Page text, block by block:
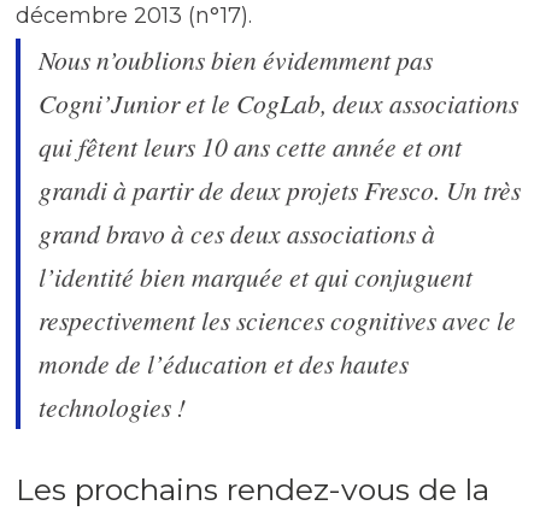
décembre 2013 (n°17).
Nous n’oublions bien évidemment pas
Cogni’Junior et le CogLab, deux associations
qui fêtent leurs 10 ans cette année et ont
grandi à partir de deux projets Fresco. Un très
grand bravo à ces deux associations à
l’identité bien marquée et qui conjuguent
respectivement les sciences cognitives avec le
monde de l’éducation et des hautes
technologies !
Les prochains rendez-vous de la